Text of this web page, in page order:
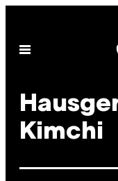
content
Open
Kimchi